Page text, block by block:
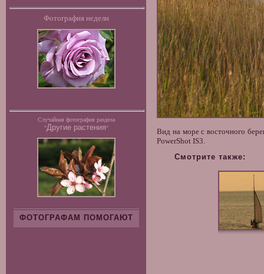
Фотография недели
Случайная фотография раздела
"Другие растения"
ФОТОГРАФАМ ПОМОГАЮТ
Вид на море с восточного
PowerShot IS3.
Смотрите также: